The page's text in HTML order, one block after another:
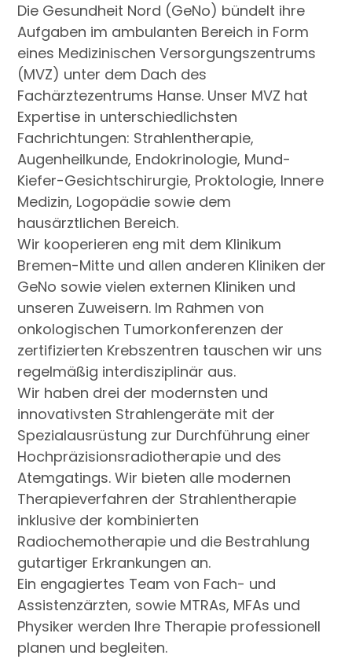
Die Gesundheit Nord (GeNo) bündelt ihre
Aufgaben im ambulanten Bereich in Form
eines Medizinischen Versorgungszentrums
(MVZ) unter dem Dach des
Fachärztezentrums Hanse. Unser MVZ hat
Expertise in unterschiedlichsten
Fachrichtungen: Strahlentherapie,
Augenheilkunde, Endokrinologie, Mund-
Kiefer-Gesichtschirurgie, Proktologie, Innere
Medizin, Logopädie sowie dem
hausärztlichen Bereich.
Wir kooperieren eng mit dem Klinikum
Bremen-Mitte und allen anderen Kliniken der
GeNo sowie vielen externen Kliniken und
unseren Zuweisern. Im Rahmen von
onkologischen Tumorkonferenzen der
zertifizierten Krebszentren tauschen wir uns
regelmäßig interdisziplinär aus.
Wir haben drei der modernsten und
innovativsten Strahlengeräte mit der
Spezialausrüstung zur Durchführung einer
Hochpräzisionsradiotherapie und des
Atemgatings. Wir bieten alle modernen
Therapieverfahren der Strahlentherapie
inklusive der kombinierten
Radiochemotherapie und die Bestrahlung
gutartiger Erkrankungen an.
Ein engagiertes Team von Fach- und
Assistenzärzten, sowie MTRAs, MFAs und
Physiker werden Ihre Therapie professionell
planen und begleiten.